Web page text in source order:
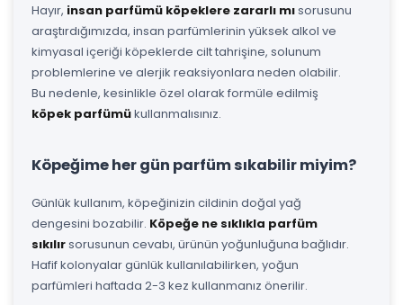
Hayır, insan parfümü köpeklere zararlı mısorusunu
araştırdığımızda, insan parfümlerinin yüksek alkol ve
kimyasal içeriği köpeklerde cilt tahrişine, solunum
problemlerine ve alerjik reaksiyonlara neden olabilir.
Bu nedenle, kesinlikle özel olarak formüle edilmiş
köpek parfümükullanmalısınız.
Köpeğime her gün parfüm sıkabilir miyim?
Günlük kullanım, köpeğinizin cildinin doğal yağ
dengesini bozabilir. Köpeğe ne sıklıkla parfüm
sıkılırsorusunun cevabı, ürünün yoğunluğuna bağlıdır.
Hafif kolonyalar günlük kullanılabilirken, yoğun
parfümleri haftada 2-3 kez kullanmanız önerilir.